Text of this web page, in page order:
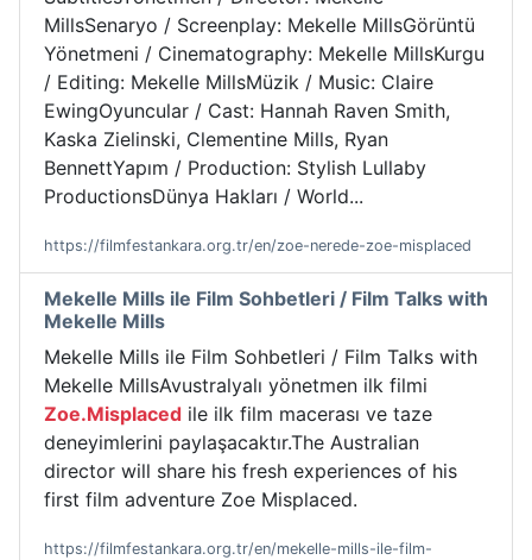
MillsSenaryo / Screenplay: Mekelle MillsGörüntü
Yönetmeni / Cinematography: Mekelle MillsKurgu
/ Editing: Mekelle MillsMüzik / Music: Claire
EwingOyuncular / Cast: Hannah Raven Smith,
Kaska Zielinski, Clementine Mills, Ryan
BennettYapım / Production: Stylish Lullaby
ProductionsDünya Hakları / World...
https://filmfestankara.org.tr/en/zoe-nerede-zoe-misplaced
Mekelle Mills ile Film Sohbetleri / Film Talks with
Mekelle Mills
Mekelle Mills ile Film Sohbetleri / Film Talks with
Mekelle MillsAvustralyalı yönetmen ilk filmi
Zoe.Misplaced ile ilk film macerası ve taze
deneyimlerini paylaşacaktır.The Australian
director will share his fresh experiences of his
first film adventure Zoe Misplaced.
https://filmfestankara.org.tr/en/mekelle-mills-ile-film-